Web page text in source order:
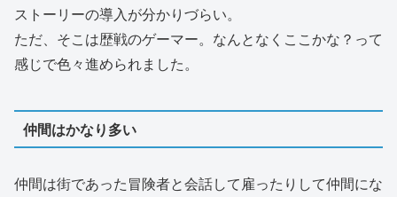
ストーリーの導入が分かりづらい。
ただ、そこは歴戦のゲーマー。なんとなくここかな？って
感じで色々進められました。
仲間はかなり多い
仲間は街であった冒険者と会話して雇ったりして仲間にな